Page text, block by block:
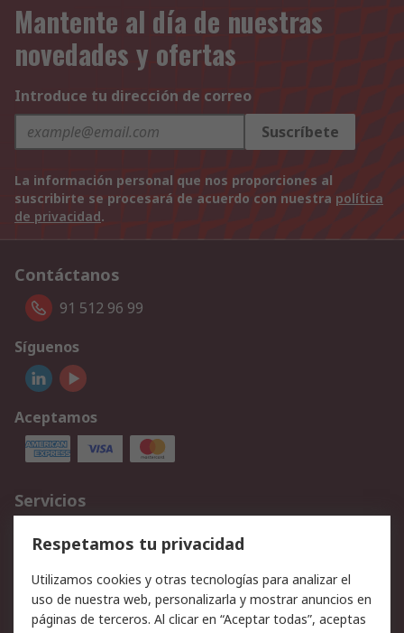
Mantente al día de nuestras
novedades y ofertas
Introduce tu dirección de correo
Suscríbete
La información personal que nos proporciones al
suscribirte se procesará de acuerdo con nuestra política
de privacidad.
Contáctanos
91 512 96 99
Síguenos
Aceptamos
Servicios
Cómo realizar pedidos
Devoluciones
Facturación y pago
Ofertas
Soporte técnico
Respetamos tu privacidad
Utilizamos cookies y otras tecnologías para analizar el
uso de nuestra web, personalizarla y mostrar anuncios en
páginas de terceros. Al clicar en “Aceptar todas”, aceptas